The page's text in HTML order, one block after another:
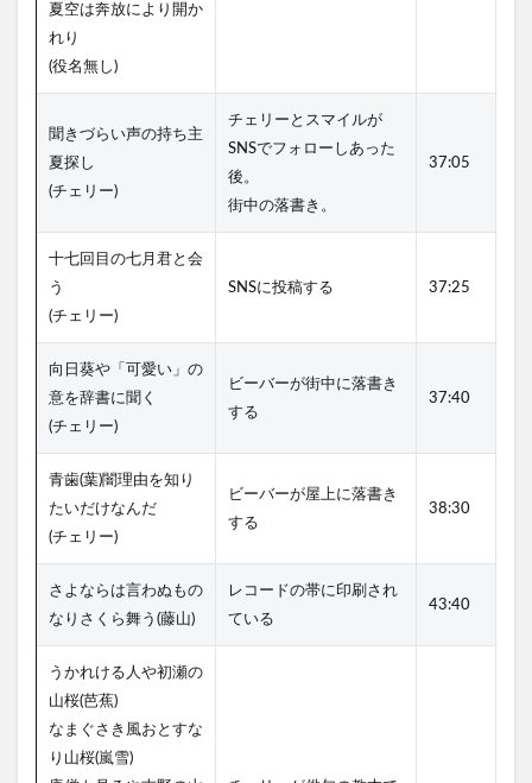
夏空は奔放により開か
れり
(役名無し)
聞きづらい声の持ち主
夏探し
(チェリー)
チェリーとスマイルが
SNSでフォローしあった
後。
街中の落書き。
37:05
十七回目の七月君と会
う
(チェリー)
SNSに投稿する 37:25
向日葵や「可愛い」の
意を辞書に聞く
(チェリー)
ビーバーが街中に落書き
する
37:40
青歯(葉)闇理由を知り
たいだけなんだ
(チェリー)
ビーバーが屋上に落書き
する
38:30
さよならは言わぬもの
なりさくら舞う(藤山)
レコードの帯に印刷され
ている
43:40
うかれける人や初瀬の
山桜(芭蕉)
なまぐさき風おとすな
り山桜(嵐雪)